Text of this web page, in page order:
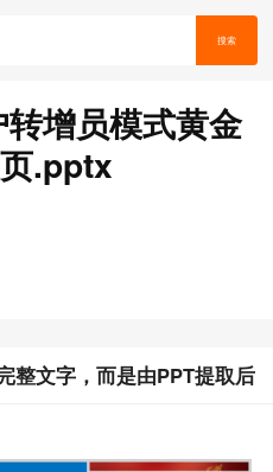
搜索
增员模式黄金
.pptx
整文字，而是由PPT提取后